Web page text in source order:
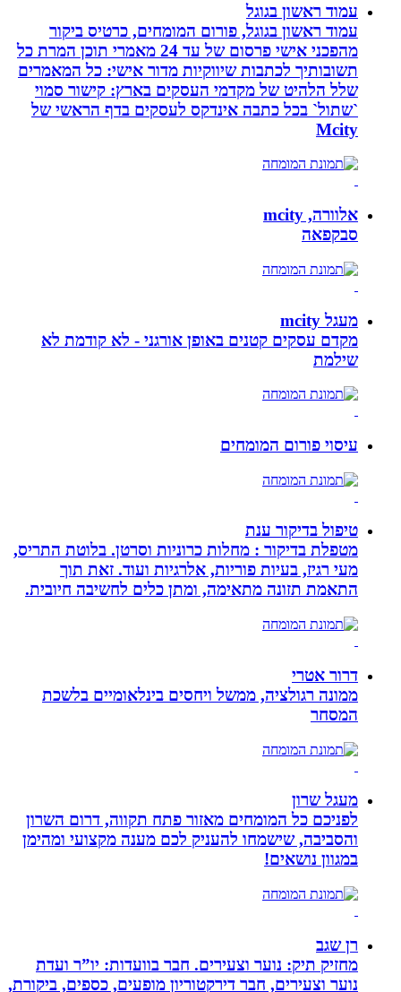
עמוד ראשון בגוגל
עמוד ראשון בגוגל, פורום המומחים, כרטיס ביקור
מהפכני אישי פרסום של עד 24 מאמרי תוכן המרת כל
תשובותיך לכתבות שיווקיות מדור אישי: כל המאמרים
שלל הלהיט של מקדמי העסקים בארץ: קישור סמוי
`שתול` בכל כתבה אינדקס לעסקים בדף הראשי של
Mcity
אלוורה, mcity
סבקפאה
מעגל mcity
מקדם עסקים קטנים באופן אורגני - לא קודמת לא
שילמת
עיסוי פורום המומחים
טיפול בדיקור ענת
מטפלת בדיקור : מחלות כרוניות וסרטן. בלוטת התריס,
מעי רגיז, בעיות פוריות, אלרגיות ועוד. זאת תוך
התאמת תזונה מתאימה, ומתן כלים לחשיבה חיובית.
דרור אטרי
ממונה רגולציה, ממשל ויחסים בינלאומיים בלשכת
המסחר
מעגל שרון
לפניכם כל המומחים מאזור פתח תקווה, דרום השרון
והסביבה, שישמחו להעניק לכם מענה מקצועי ומהימן
במגוון נושאים!
רן שגב
מחזיק תיק: נוער וצעירים. חבר בוועדות: יו”ר ועדת
נוער וצעירים, חבר דירקטוריון מופעים, כספים, ביקורת,